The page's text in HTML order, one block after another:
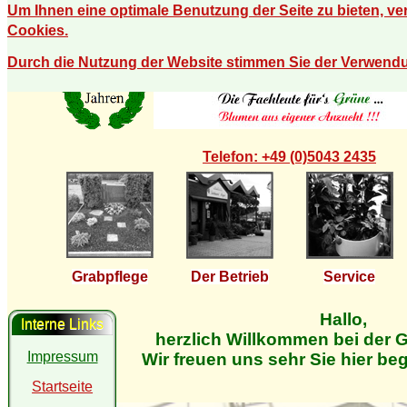
Um Ihnen eine optimale Benutzung der Seite zu bieten,
Cookies.
Durch die Nutzung der Website stimmen Sie der
Telefon: +49 (0)5043 2435
Grabpflege Der Betrieb Service
Interne Links
Impressum
Startseite
Hallo,
herzlich Willkommen bei der
Wir freuen uns sehr Sie hier